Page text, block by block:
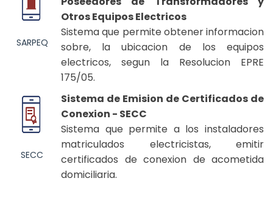
SARPEQ
Otros Equipos Electricos
Sistema que permite obtener informacion
sobre, la ubicacion de los equipos
electricos, segun la Resolucion EPRE
175/05.
SECC
Sistema de Emision de Certificados de
Conexion - SECC
Sistema que permite a los instaladores
matriculados electricistas, emitir
certificados de conexion de acometida
domiciliaria.